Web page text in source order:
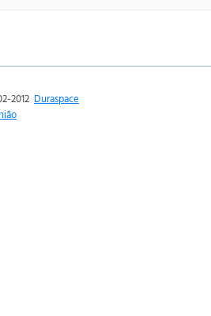
2012 Duraspace